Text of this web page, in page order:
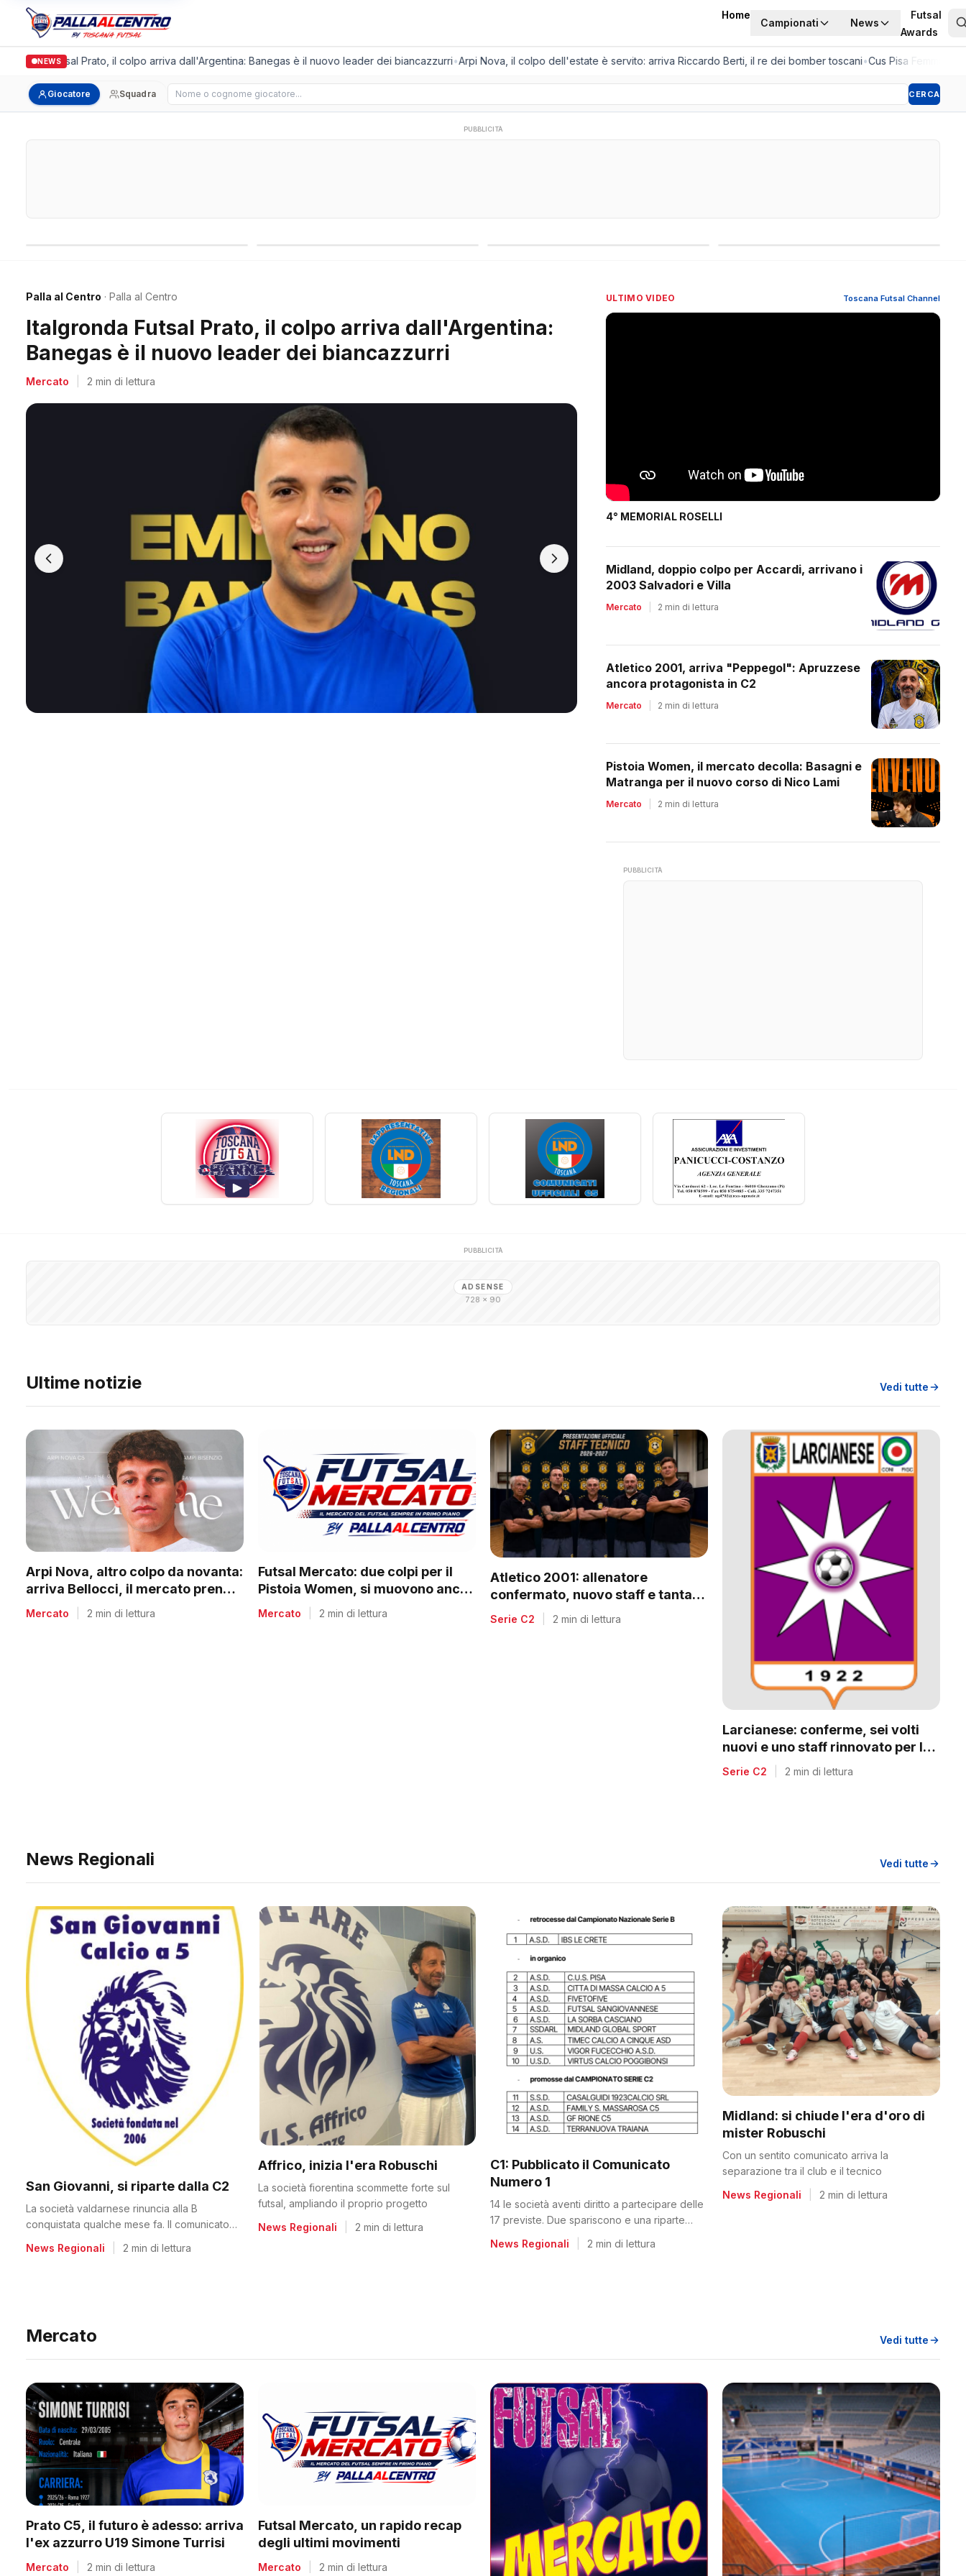
Home
Campionati News
Futsal
Awards
NEWS
Futsal Prato, il colpo arriva dall'Argentina: Banegas è il nuovo leader dei biancazzurri•Arpi Nova, il colpo dell'estate è servito: arriva Riccardo Berti, il re dei bomber toscani•Cus Pisa Femminile, la
Giocatore Squadra Cerca giocatore CERCA
PUBBLICITÀ
Palla al Centro · Palla al Centro
Arpi Nova, il colpo dell'estate è servito: arriva Riccardo
Berti, il re dei bomber toscani
Mercato 2 min di lettura
ULTIMO VIDEO Toscana Futsal Channel
4° MEMORIAL ROSELLI
Midland, doppio colpo per Accardi, arrivano i
2003 Salvadori e Villa
Mercato 2 min di lettura
Atletico 2001, arriva "Peppegol": Apruzzese
ancora protagonista in C2
Mercato 2 min di lettura
Pistoia Women, il mercato decolla: Basagni e
Matranga per il nuovo corso di Nico Lami
Mercato 2 min di lettura
PUBBLICITÀ
PUBBLICITÀ
ADSENSE
728 × 90
Ultime notizie Vedi tutte
Arpi Nova, altro colpo da novanta:
arriva Bellocci, il mercato prende
quota
Mercato 2 min di lettura
Futsal Mercato: due colpi per il
Pistoia Women, si muovono anche
tanti club del regionale
Mercato 2 min di lettura
Atletico 2001: allenatore
confermato, nuovo staff e tanta
voglia di riscatto dopo la
retrocessione
Serie C2 2 min di lettura
Larcianese: conferme, sei volti
nuovi e uno staff rinnovato per la
C2
Serie C2 2 min di lettura
News Regionali Vedi tutte
San Giovanni, si riparte dalla C2
La società valdarnese rinuncia alla B
conquistata qualche mese fa. Il comunicato
News Regionali 2 min di lettura
Affrico, inizia l'era Robuschi
La società fiorentina scommette forte sul
futsal, ampliando il proprio progetto
News Regionali
2 min di lettura
C1: Pubblicato il Comunicato
Numero 1
14 le società aventi diritto a partecipare delle
17 previste. Due spariscono e una riparte
News Regionali 2 min di lettura
Midland: si chiude l'era d'oro di
mister Robuschi
Con un sentito comunicato arriva la
separazione tra il club e il tecnico
News Regionali
2 min di lettura
Mercato Vedi tutte
Prato C5, il futuro è adesso: arriva
l'ex azzurro U19 Simone Turrisi
Mercato 2 min di lettura
Futsal Mercato, un rapido recap
degli ultimi movimenti
Mercato 2 min di lettura